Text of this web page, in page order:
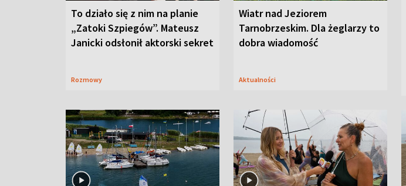
To działo się z nim na planie
„Zatoki Szpiegów”. Mateusz
Janicki odsłonił aktorski sekret
Rozmowy
Wiatr nad Jeziorem
Tarnobrzeskim. Dla żeglarzy to
dobra wiadomość
Aktualności